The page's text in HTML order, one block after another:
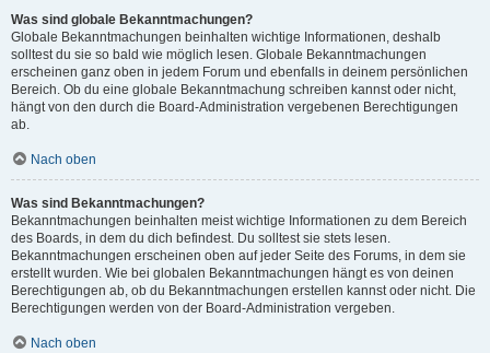
Was sind globale Bekanntmachungen?
Globale Bekanntmachungen beinhalten wichtige Informationen, deshalb
solltest du sie so bald wie möglich lesen. Globale Bekanntmachungen
erscheinen ganz oben in jedem Forum und ebenfalls in deinem persönlichen
Bereich. Ob du eine globale Bekanntmachung schreiben kannst oder nicht,
hängt von den durch die Board-Administration vergebenen Berechtigungen
ab.
Nach oben
Was sind Bekanntmachungen?
Bekanntmachungen beinhalten meist wichtige Informationen zu dem Bereich
des Boards, in dem du dich befindest. Du solltest sie stets lesen.
Bekanntmachungen erscheinen oben auf jeder Seite des Forums, in dem sie
erstellt wurden. Wie bei globalen Bekanntmachungen hängt es von deinen
Berechtigungen ab, ob du Bekanntmachungen erstellen kannst oder nicht. Die
Berechtigungen werden von der Board-Administration vergeben.
Nach oben